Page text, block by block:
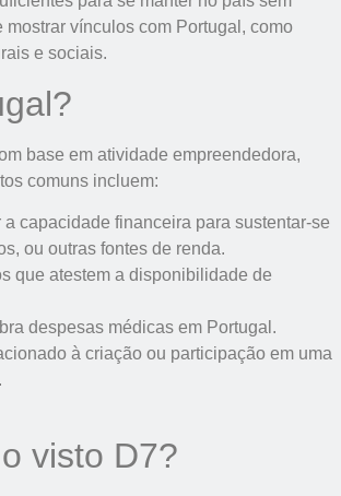
vínculos com Portugal, como
e sociais.
base em atividade empreendedora,
comuns incluem:
a capacidade financeira para sustentar-se
ou outras fontes de renda.
que atestem a disponibilidade de
despesas médicas em Portugal.
à criação ou participação em uma
visto D7?